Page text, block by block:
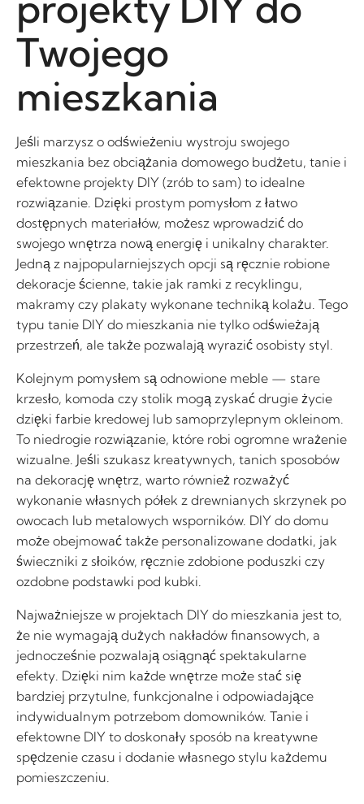
Twojego
mieszkania
Jeśli marzysz o odświeżeniu wystroju swojego
mieszkania bez obciążania domowego budżetu, tanie i
efektowne projekty DIY (zrób to sam) to idealne
rozwiązanie. Dzięki prostym pomysłom z łatwo
dostępnych materiałów, możesz wprowadzić do
swojego wnętrza nową energię i unikalny charakter.
Jedną z najpopularniejszych opcji są ręcznie robione
dekoracje ścienne, takie jak ramki z recyklingu,
makramy czy plakaty wykonane techniką kolażu. Tego
typu tanie DIY do mieszkania nie tylko odświeżają
przestrzeń, ale także pozwalają wyrazić osobisty styl.
Kolejnym pomysłem są odnowione meble — stare
krzesło, komoda czy stolik mogą zyskać drugie życie
dzięki farbie kredowej lub samoprzylepnym okleinom.
To niedrogie rozwiązanie, które robi ogromne wrażenie
wizualne. Jeśli szukasz kreatywnych, tanich sposobów
na dekorację wnętrz, warto również rozważyć
wykonanie własnych półek z drewnianych skrzynek po
owocach lub metalowych wsporników. DIY do domu
może obejmować także personalizowane dodatki, jak
świeczniki z słoików, ręcznie zdobione poduszki czy
ozdobne podstawki pod kubki.
Najważniejsze w projektach DIY do mieszkania jest to,
że nie wymagają dużych nakładów finansowych, a
jednocześnie pozwalają osiągnąć spektakularne
efekty. Dzięki nim każde wnętrze może stać się
bardziej przytulne, funkcjonalne i odpowiadające
indywidualnym potrzebom domowników. Tanie i
efektowne DIY to doskonały sposób na kreatywne
spędzenie czasu i dodanie własnego stylu każdemu
pomieszczeniu.